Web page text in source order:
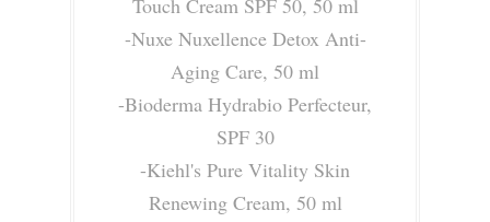
-Nuxe Nuxellence Detox Anti-
Aging Care, 50 ml
-Bioderma Hydrabio Perfecteur,
SPF 30
-Kiehl's Pure Vitality Skin
Renewing Cream, 50 ml